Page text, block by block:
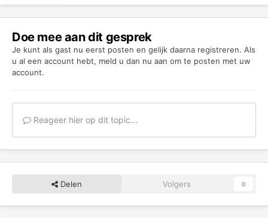
Doe mee aan dit gesprek
Je kunt als gast nu eerst posten en gelijk daarna registreren. Als
u al een account hebt, meld u dan nu aan om te posten met uw
account.
Reageer hier op dit topic...
Delen Volgers 0